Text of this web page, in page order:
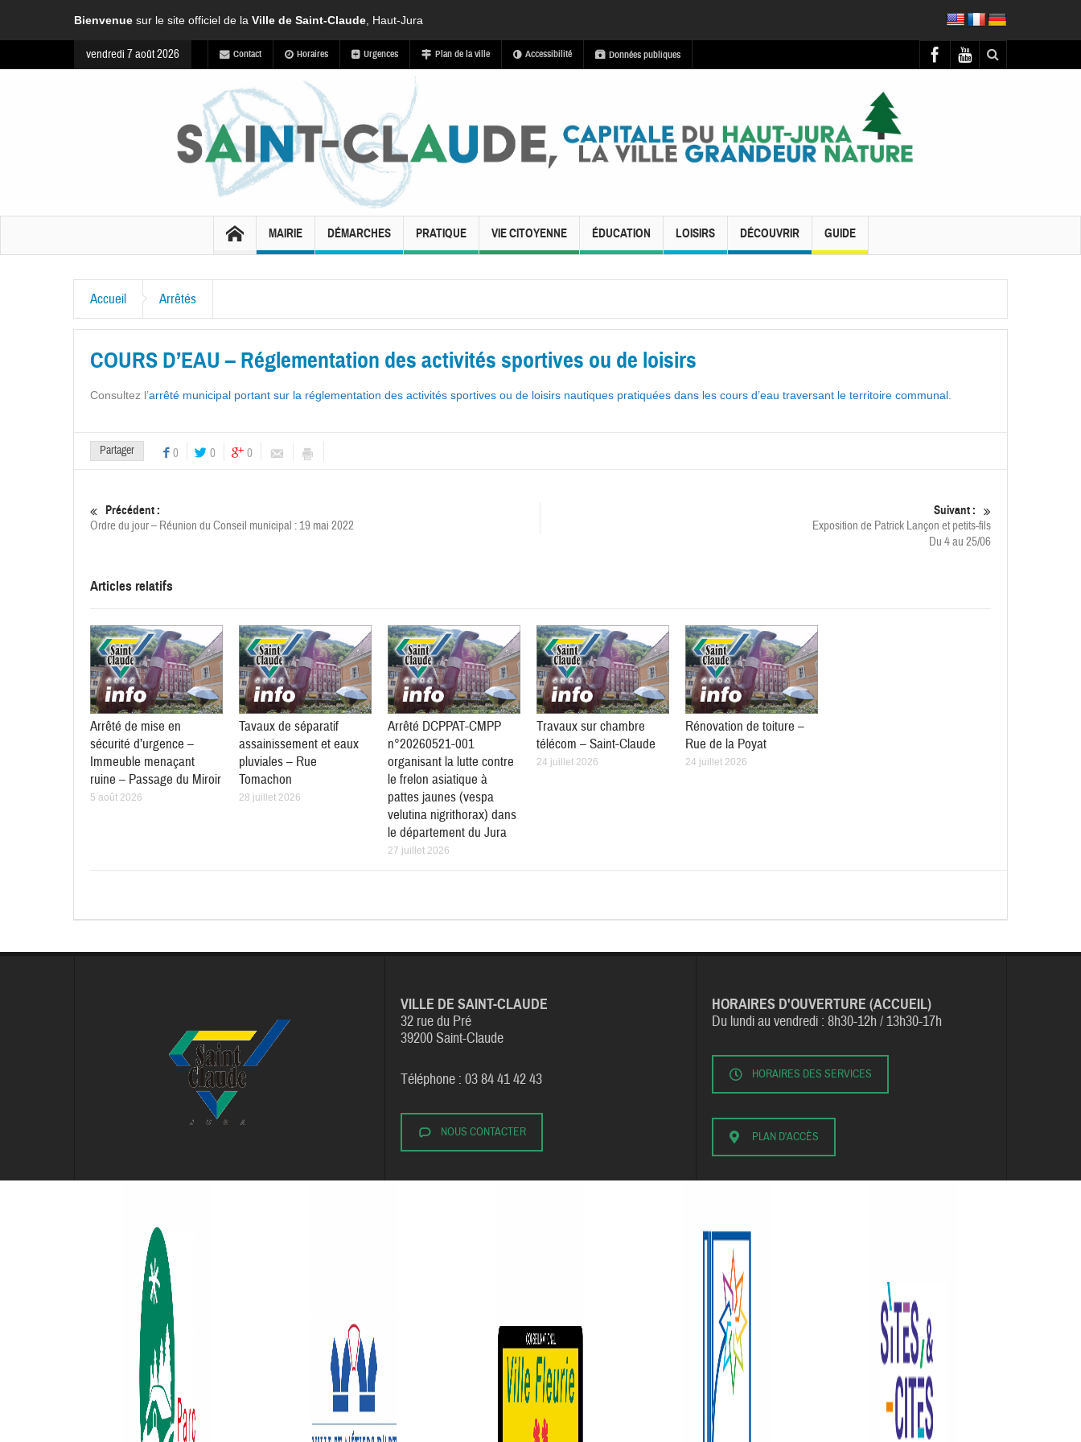
Bienvenue sur le site officiel de la Ville de Saint-Claude , Haut-Jura
vendredi 7 août 2026 Contact Horaires Urgences Plan de la ville Accessibilité Données publiques
MAIRIE DÉMARCHES PRATIQUE VIE CITOYENNE ÉDUCATION LOISIRS DÉCOUVRIR GUIDE
Accueil Arrêtés
COURS D’EAU – Réglementation des activités sportives ou de loisirs
Consultez l’arrêté municipal portant sur la réglementation des activités sportives ou de loisirs nautiques pratiquées dans les cours d’eau traversant le territoire communal
Partager 0 0 0
Précédent :
Ordre du jour – Réunion du Conseil municipal : 19 mai 2022
Suivant :
Exposition de Patrick Lançon et petits-fils
Du 4 au 25/06
Articles relatifs
Arrêté de mise en
sécurité d’urgence –
Immeuble menaçant
ruine – Passage du Miroir
5 août 2026
Tavaux de séparatif
assainissement et eaux
pluviales – Rue
Tomachon
28 juillet 2026
Arrêté DCPPAT-CMPP
n°20260521-001
organisant la lutte contre
le frelon asiatique à
pattes jaunes (vespa
velutina nigrithorax) dans
le département du Jura
27 juillet 2026
Travaux sur chambre
télécom – Saint-Claude
24 juillet 2026
Rénovation de toiture –
Rue de la Poyat
24 juillet 2026
VILLE DE SAINT-CLAUDE
32 rue du Pré
39200 Saint-Claude
Téléphone : 03 84 41 42 43
NOUS CONTACTER
HORAIRES D'OUVERTURE (ACCUEIL)
Du lundi au vendredi : 8h30-12h / 13h30-17h
HORAIRES DES SERVICES
PLAN D'ACCÈS